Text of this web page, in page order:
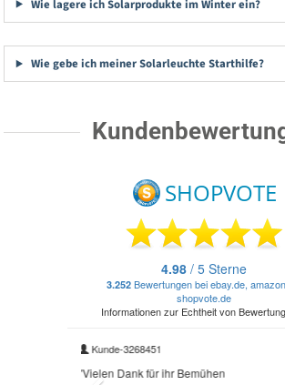
Wie lagere ich Solarprodukte im Winter ein?
Wie gebe ich meiner Solarleuchte Starthilfe?